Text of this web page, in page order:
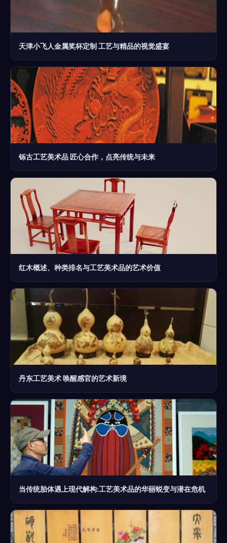
天津小飞人金属奖杯定制 工艺与精品的视觉盛宴
铄古工艺美术品 匠心合作，点亮传统与未来
红木概述、种类排名与工艺美术品的艺术价值
丹东工艺美术 唤醒感官的艺术新境
当传统胎体遇上现代解构:工艺美术品的华丽蜕变与潜在危机